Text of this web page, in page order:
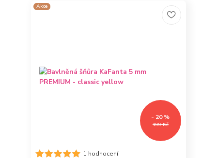
Akce
199 Kč
- 20 %
1 hodnocení